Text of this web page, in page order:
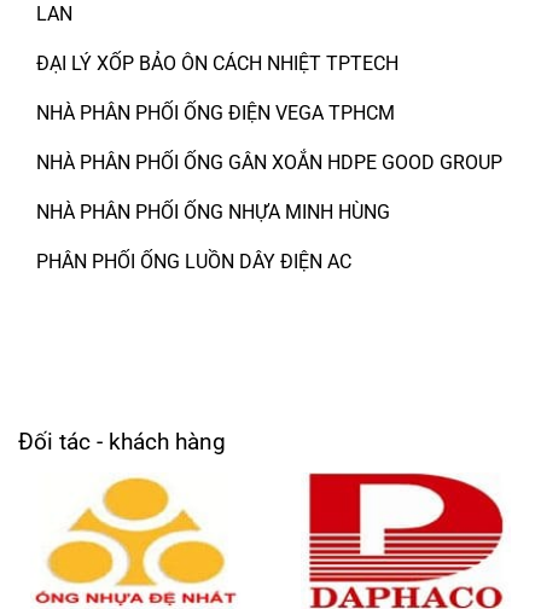
LAN
ĐẠI LÝ XỐP BẢO ÔN CÁCH NHIỆT TPTECH
NHÀ PHÂN PHỐI ỐNG ĐIỆN VEGA TPHCM
NHÀ PHÂN PHỐI ỐNG GÂN XOẮN HDPE GOOD GROUP
NHÀ PHÂN PHỐI ỐNG NHỰA MINH HÙNG
PHÂN PHỐI ỐNG LUỒN DÂY ĐIỆN AC
Đối tác - khách hàng